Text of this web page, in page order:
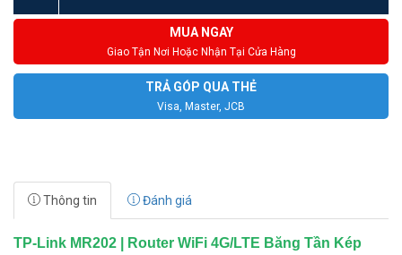
MUA NGAY
Giao Tận Nơi Hoặc Nhận Tại Cửa Hàng
TRẢ GÓP QUA THẺ
Visa, Master, JCB
Thông tin Đánh giá
TP-Link MR202 | Router WiFi 4G/LTE Băng Tần Kép